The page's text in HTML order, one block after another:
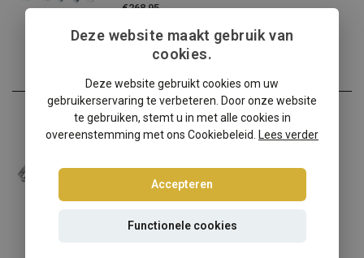
€268,95
Volkswagen
Volkswagen Polo 3 Tuning Art schroefset
€274,95 €258,95
Incl. btw
Deze website maakt gebruik van
cookies.
Deze website gebruikt cookies om uw
gebruikerservaring te verbeteren. Door onze website
te gebruiken, stemt u in met alle cookies in
overeenstemming met ons Cookiebeleid.
Lees verder
Accepteren
Functionele cookies